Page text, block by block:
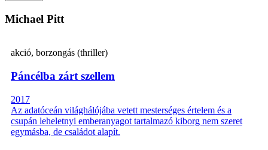
Michael Pitt
akció, borzongás (thriller)
Páncélba zárt szellem
2017
Az adatóceán világhálójába vetett mesterséges értelem és a
csupán leheletnyi emberanyagot tartalmazó kiborg nem szeret
egymásba, de családot alapít.